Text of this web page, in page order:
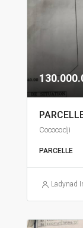
Cococodji
PARCELLE
Ladynad